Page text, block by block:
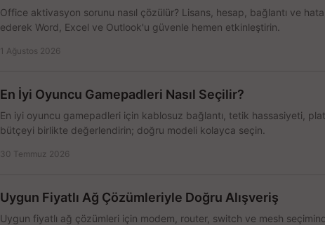
Office aktivasyon sorunu nasıl çözülür? Lisans, hesap, bağlantı ve hata
ederek Word, Excel ve Outlook'u güvenle hemen etkinleştirin.
1 Ağustos 2026
En İyi Oyuncu Gamepadleri Nasıl Seçilir?
En iyi oyuncu gamepadleri için kablosuz bağlantı, tetik hassasiyeti,
bütçeyi birlikte değerlendirin; doğru modeli kolayca seçin.
30 Temmuz 2026
Uygun Fiyatlı Ağ Çözümleriyle Doğru Alışveriş
Uygun fiyatlı ağ çözümleri için modem, router, switch ve mesh